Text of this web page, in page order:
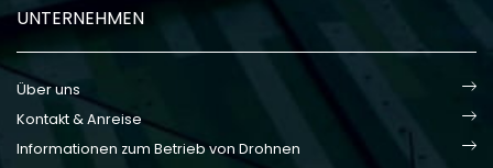
UNTERNEHMEN
Über uns
Kontakt & Anreise
Informationen zum Betrieb von Drohnen